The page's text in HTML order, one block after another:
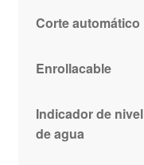
Corte automático
Enrollacable
Indicador de nivel
de agua